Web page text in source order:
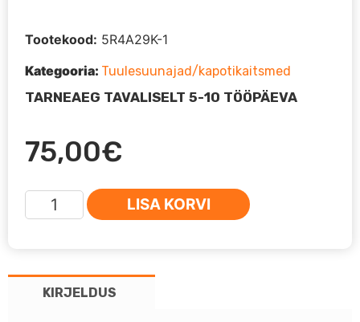
75,00€
Nissan
Patrol
-
WeatherShields
LISA KORVI
Tootekood: 5R4A29K-1
Kategooria: Tuulesuunajad/kapotikaitsmed
TARNEAEG TAVALISELT 5-10 TÖÖPÄEVA
KIRJELDUS